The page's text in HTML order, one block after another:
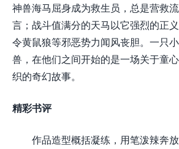
神兽海马屈身成为救生员，总是营救
言；战斗值满分的天马以它强烈的正
令黄鼠狼等邪恶势力闻风丧胆。一只
兽，在他们之间开始的是一场关于童
织的奇幻故事。
精彩书评
作品造型概括凝练，用笔泼辣奔